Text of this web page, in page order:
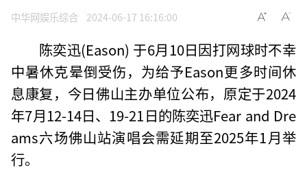
中华网娱乐综合 2024-06-17 16:16:00
陈奕迅(Eason) 于6月10日因打网球时不幸
中暑休克晕倒受伤，为给予Eason更多时间休
息康复，今日佛山主办单位公布，原定于2024
年7月12-14日、19-21日的陈奕迅Fear and Dre
ams六场佛山站演唱会需延期至2025年1月举
行。